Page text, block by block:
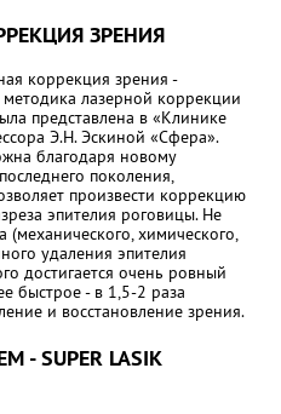
ЗРЕНИЯ
коррекция зрения -
лазерной коррекции
представлена в «Клинике
Э.Н. Эскиной «Сфера».
благодаря новому
поколения,
произвести коррекцию
эпителия роговицы. Не
(механического, химического,
удаления эпителия
достигается очень ровный
быстрое - в 1,5-2 раза
и восстановление зрения.
- SUPER LASIK